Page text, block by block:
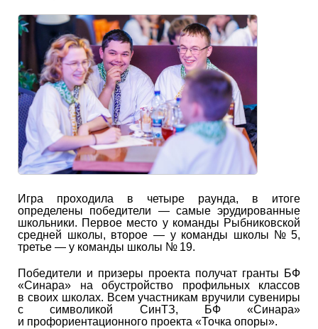
Игра проходила в четыре раунда, в итоге
определены победители — самые эрудированные
школьники. Первое место у команды Рыбниковской
средней школы, второе — у команды школы № 5,
третье — у команды школы № 19.
Победители и призеры проекта получат гранты БФ
«Синара» на обустройство профильных классов
в своих школах. Всем участникам вручили сувениры
с символикой СинТЗ, БФ «Синара»
и профориентационного проекта «Точка опоры».